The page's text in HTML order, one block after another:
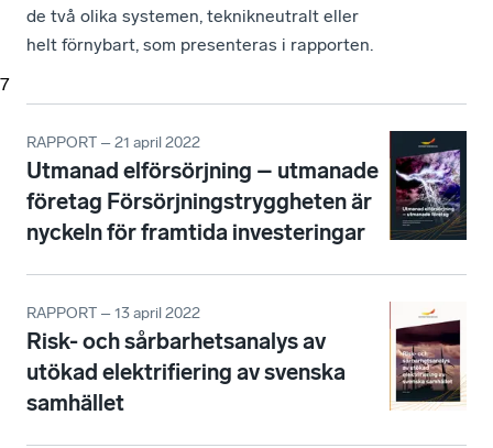
7
de två olika systemen, teknikneutralt eller
helt förnybart, som presenteras i rapporten.
RAPPORT – 21 april 2022
Utmanad elförsörjning – utmanade
företag Försörjningstryggheten är
nyckeln för framtida investeringar
RAPPORT – 13 april 2022
Risk- och sårbarhetsanalys av
utökad elektrifiering av svenska
samhället